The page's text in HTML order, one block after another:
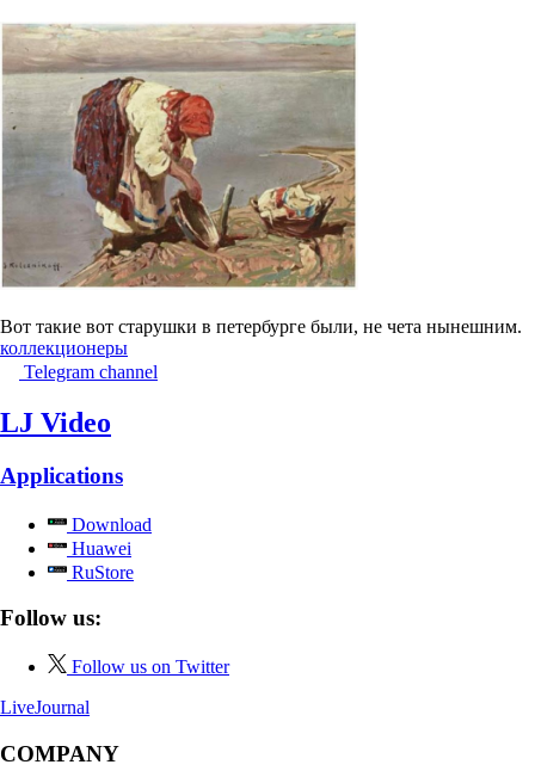
Вот такие вот старушки в петербурге были, не чета нынешним.
коллекционеры
Telegram channel
LJ Video
Applications
Download
Huawei
RuStore
Follow us:
Follow us on Twitter
LiveJournal
COMPANY